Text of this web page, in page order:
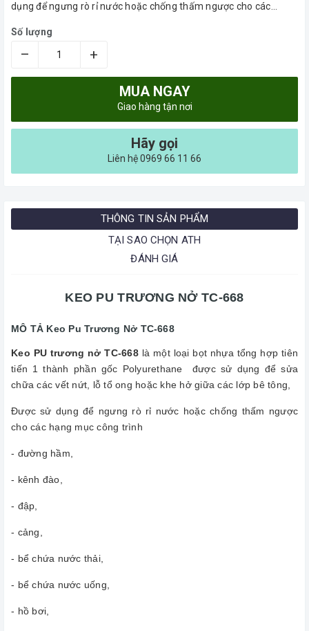
dụng để ngưng rò rỉ nước hoặc chống thấm ngược cho các...
Số lượng
– +
MUA NGAY
Giao hàng tận nơi
Hãy gọi
Liên hệ 0969 66 11 66
THÔNG TIN SẢN PHẨM
TẠI SAO CHỌN ATH
ĐÁNH GIÁ
KEO PU TRƯƠNG NỞ TC-668
MÔ TẢ Keo Pu Trương Nở TC-668
Keo PU trương nở TC-668là một loại bọt nhựa tổng hợp tiên
tiến 1 thành phần gốc Polyurethane được sử dụng để sửa
chữa các vết nứt, lỗ tổ ong hoặc khe hở giữa các lớp bê tông,
Được sử dụng để ngưng rò rỉ nước hoặc chống thấm ngược
cho các hạng mục công trình
- đường hầm,
- kênh đào,
- đập,
- cảng,
- bể chứa nước thải,
- bể chứa nước uống,
- hồ bơi,